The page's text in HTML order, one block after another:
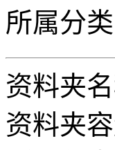
所属分类
资料夹名
资料夹